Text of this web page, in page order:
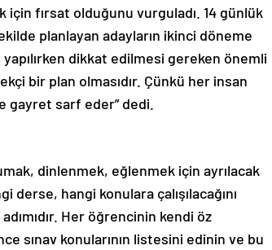
fırsat olduğunu vurguladı. 14 günlük
planlayan adayların ikinci döneme
yapılırken dikkat edilmesi gereken önemli
bir plan olmasıdır. Çünkü her insan
gayret sarf eder” dedi.
dinlenmek, eğlenmek için ayrılacak
hangi konulara çalışılacağını
Her öğrencinin kendi öz
sınav konularının listesini edinin ve bu